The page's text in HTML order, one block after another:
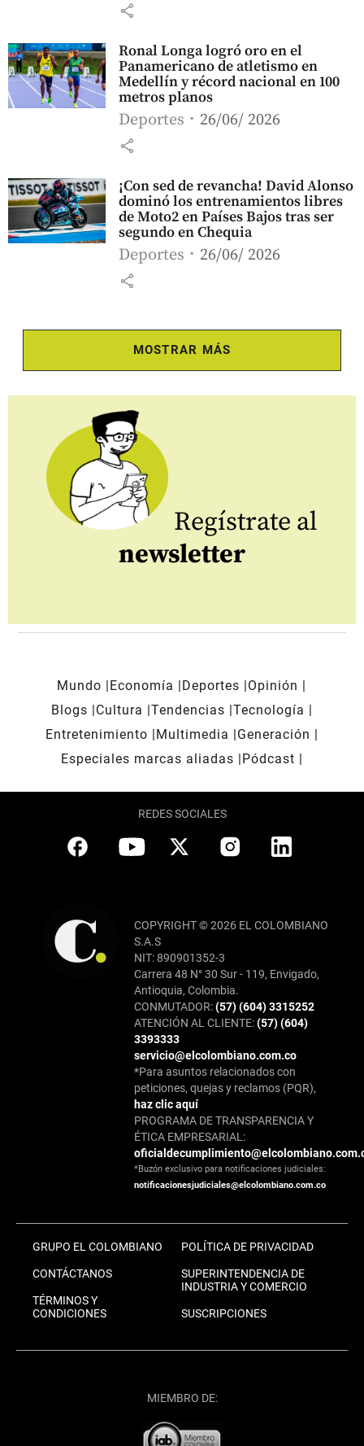
share
Ronal Longa logró oro en el
Panamericano de atletismo en
Medellín y récord nacional en 100
metros planos
Deportes 26/06/ 2026
share
¡Con sed de revancha! David Alonso
dominó los entrenamientos libres
de Moto2 en Países Bajos tras ser
segundo en Chequia
Deportes 26/06/ 2026
share
MOSTRAR MÁS
Regístrate al
newsletter
Mundo Economía Deportes
Opinión
Blogs
Cultura Tendencias Tecnología
Entretenimiento
Multimedia
Generación
Especiales marcas aliadas
Pódcast
REDES SOCIALES
COPYRIGHT © 2026 EL COLOMBIANO
S.A.S
NIT: 890901352-3
Carrera 48 N° 30 Sur - 119, Envigado,
Antioquia, Colombia.
CONMUTADOR:(57) (604) 3315252
ATENCIÓN AL CLIENTE:(57) (604)
3393333
servicio@elcolombiano.com.co
*Para asuntos relacionados con
peticiones, quejas y reclamos (PQR),
haz clic aquí
PROGRAMA DE TRANSPARENCIA Y
ÉTICA EMPRESARIAL:
*Buzón exclusivo para notificaciones judiciales:
notificacionesjudiciales@elcolombiano.com.co
GRUPO EL COLOMBIANO
CONTÁCTANOS
TÉRMINOS Y
CONDICIONES
POLÍTICA DE PRIVACIDAD
SUPERINTENDENCIA DE
INDUSTRIA Y COMERCIO
SUSCRIPCIONES
MIEMBRO DE: